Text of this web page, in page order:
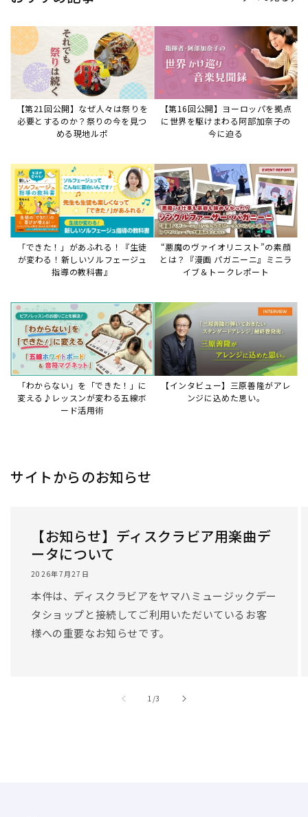
【第21回公開】なぜ人々は祭りを
必要とするのか？祭りの今を見つ
める現地ルポ
【第16回公開】ヨーロッパを拠点
に世界を駆けまわる阿部加奈子の
今に迫る
「できた！」があふれる！『生徒
が変わる！新しいソルフェージュ
指導の教科書』
“悪魔のヴァイオリニスト”の素顔
とは？『漫画 パガニーニ』ミニラ
イブ＆トークレポート
「わからない」を「できた！」に
変える♪レッスンが変わる五線ボ
ード活用術
【インタビュー】三原善隆がアレ
ンジに込めた思い。
サイトからのお知らせ
【お知らせ】ディスクラビア用楽曲デ
ータについて
2026年7月27日
本件は、ディスクラビアをヤマハミュージックデー
タショップと接続してご利用いただいているお客
様への重要なお知らせです。
1 //3